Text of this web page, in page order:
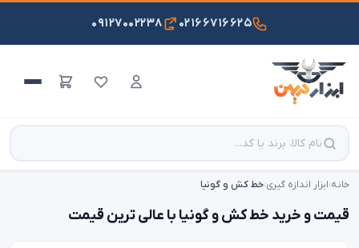
۰۲۱۶۶۷۱۶۶۲۵ ۰۹۱۲۷۰۰۲۲۳۸
خانه›ابزار اندازه گیری›خط کش و گونیا
قیمت و خرید خط کش و گونیا با عالی ترین قیمت